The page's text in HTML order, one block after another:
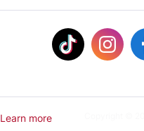
Learn more